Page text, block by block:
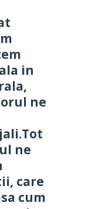
in
ne
ne
care
cum